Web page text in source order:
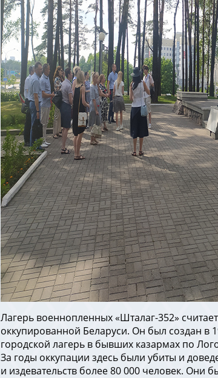
Лагерь военнопленных «Шталаг-352»
оккупированной Беларуси. Он был создан в
городской лагерь в бывших казармах по
За годы оккупации здесь были убиты и
и издевательств более 80 000 человек. Они